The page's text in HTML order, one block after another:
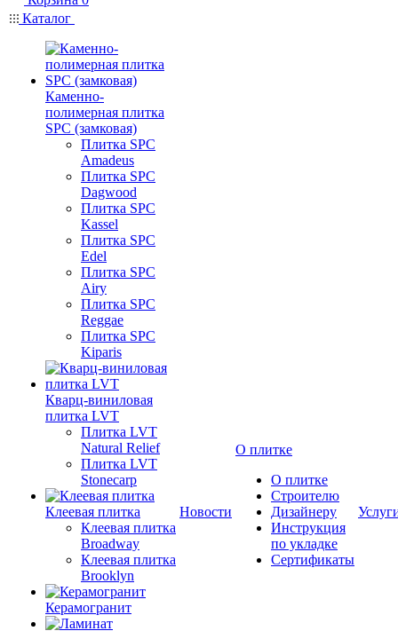
Каталог
Каменно-
полимерная плитка
SPC (замковая)
Плитка SPC
Amadeus
Плитка SPC
Dagwood
Плитка SPC
Kassel
Плитка SPC
Edel
Плитка SPC
Airy
Плитка SPC
Reggae
Плитка SPC
Kiparis
Кварц-виниловая
плитка LVT
Плитка LVT
Natural Relief
Плитка LVT
Stonecarp
Клеевая плитка
Клеевая плитка
Broadway
Клеевая плитка
Brooklyn
Керамогранит
Новости
О плитке
О плитке
Строителю
Дизайнеру
Инструкция
по укладке
Сертификаты